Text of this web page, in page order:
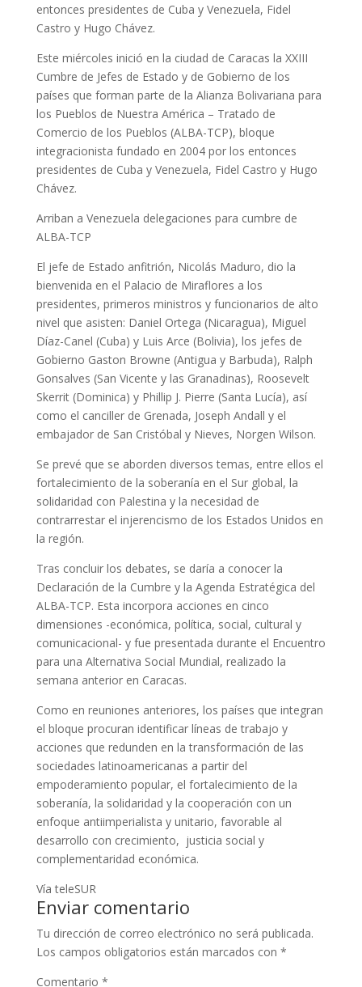
entonces presidentes de Cuba y Venezuela, Fidel
Castro y Hugo Chávez.
Este miércoles inició en la ciudad de Caracas la XXIII
Cumbre de Jefes de Estado y de Gobierno de los
países que forman parte de la Alianza Bolivariana para
los Pueblos de Nuestra América – Tratado de
Comercio de los Pueblos (ALBA-TCP), bloque
integracionista fundado en 2004 por los entonces
presidentes de Cuba y Venezuela, Fidel Castro y Hugo
Chávez.
Arriban a Venezuela delegaciones para cumbre de
ALBA-TCP
El jefe de Estado anfitrión, Nicolás Maduro, dio la
bienvenida en el Palacio de Miraflores a los
presidentes, primeros ministros y funcionarios de alto
nivel que asisten: Daniel Ortega (Nicaragua), Miguel
Díaz-Canel (Cuba) y Luis Arce (Bolivia), los jefes de
Gobierno Gaston Browne (Antigua y Barbuda), Ralph
Gonsalves (San Vicente y las Granadinas), Roosevelt
Skerrit (Dominica) y Phillip J. Pierre (Santa Lucía), así
como el canciller de Grenada, Joseph Andall y el
embajador de San Cristóbal y Nieves, Norgen Wilson.
Se prevé que se aborden diversos temas, entre ellos el
fortalecimiento de la soberanía en el Sur global, la
solidaridad con Palestina y la necesidad de
contrarrestar el injerencismo de los Estados Unidos en
la región.
Tras concluir los debates, se daría a conocer la
Declaración de la Cumbre y la Agenda Estratégica del
ALBA-TCP. Esta incorpora acciones en cinco
dimensiones -económica, política, social, cultural y
comunicacional- y fue presentada durante el Encuentro
para una Alternativa Social Mundial, realizado la
semana anterior en Caracas.
Como en reuniones anteriores, los países que integran
el bloque procuran identificar líneas de trabajo y
acciones que redunden en la transformación de las
sociedades latinoamericanas a partir del
empoderamiento popular, el fortalecimiento de la
soberanía, la solidaridad y la cooperación con un
enfoque antiimperialista y unitario, favorable al
desarrollo con crecimiento, justicia social y
complementaridad económica.
Vía teleSUR
Enviar comentario
Tu dirección de correo electrónico no será publicada.
Los campos obligatorios están marcados con *
Comentario *